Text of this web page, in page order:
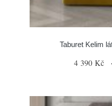
Taburet Kelim
4 390 Kč